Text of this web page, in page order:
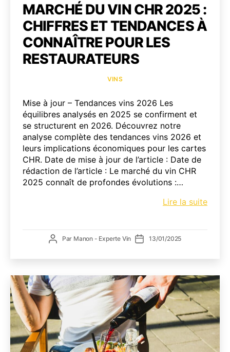
MARCHÉ DU VIN CHR 2025 :
CHIFFRES ET TENDANCES À
CONNAÎTRE POUR LES
RESTAURATEURS
VINS
Mise à jour – Tendances vins 2026 Les
équilibres analysés en 2025 se confirment et
se structurent en 2026. Découvrez notre
analyse complète des tendances vins 2026 et
leurs implications économiques pour les cartes
CHR. Date de mise à jour de l’article : Date de
rédaction de l’article : Le marché du vin CHR
2025 connaît de profondes évolutions :…
Lire la suite
:
et
pour
les
AuteurPar Manon - Experte Vin Date
13/01/2025